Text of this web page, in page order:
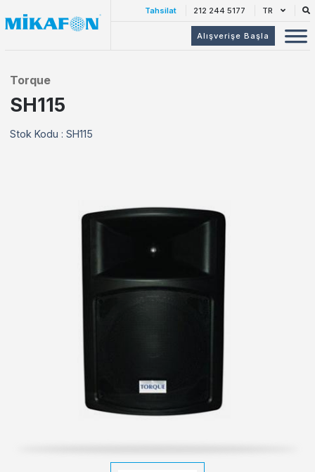
Tahsilat 212 244 5177 TR
Alışverişe Başla
Torque
SH115
Stok Kodu : SH115